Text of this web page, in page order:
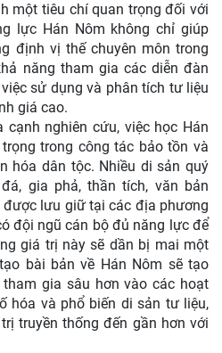
một tiêu chí quan trọng đối với
lực Hán Nôm không chỉ giúp
định vị thế chuyên môn trong
năng tham gia các diễn đàn
sử dụng và phân tích tư liệu
giá cao.
nghiên cứu, việc học Hán
trong công tác bảo tồn và
hóa dân tộc. Nhiều di sản quý
gia phả, thần tích, văn bản
lưu giữ tại các địa phương
đội ngũ cán bộ đủ năng lực để
giá trị này sẽ dần bị mai một
bài bản về Hán Nôm sẽ tạo
gia sâu hơn vào các hoạt
hóa và phổ biến di sản tư liệu,
truyền thống đến gần hơn với